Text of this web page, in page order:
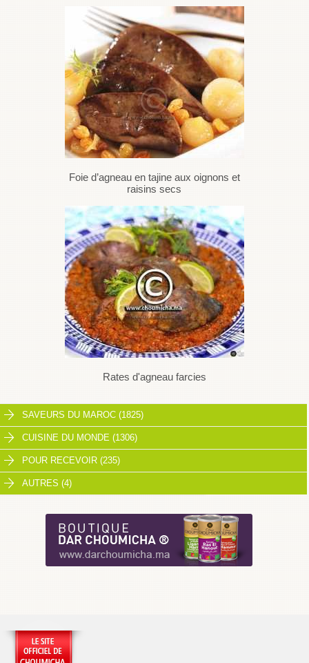
Foie d’agneau en tajine aux oignons et
raisins secs
Rates d'agneau farcies
SAVEURS DU MAROC (1825)
CUISINE DU MONDE (1306)
POUR RECEVOIR (235)
AUTRES (4)